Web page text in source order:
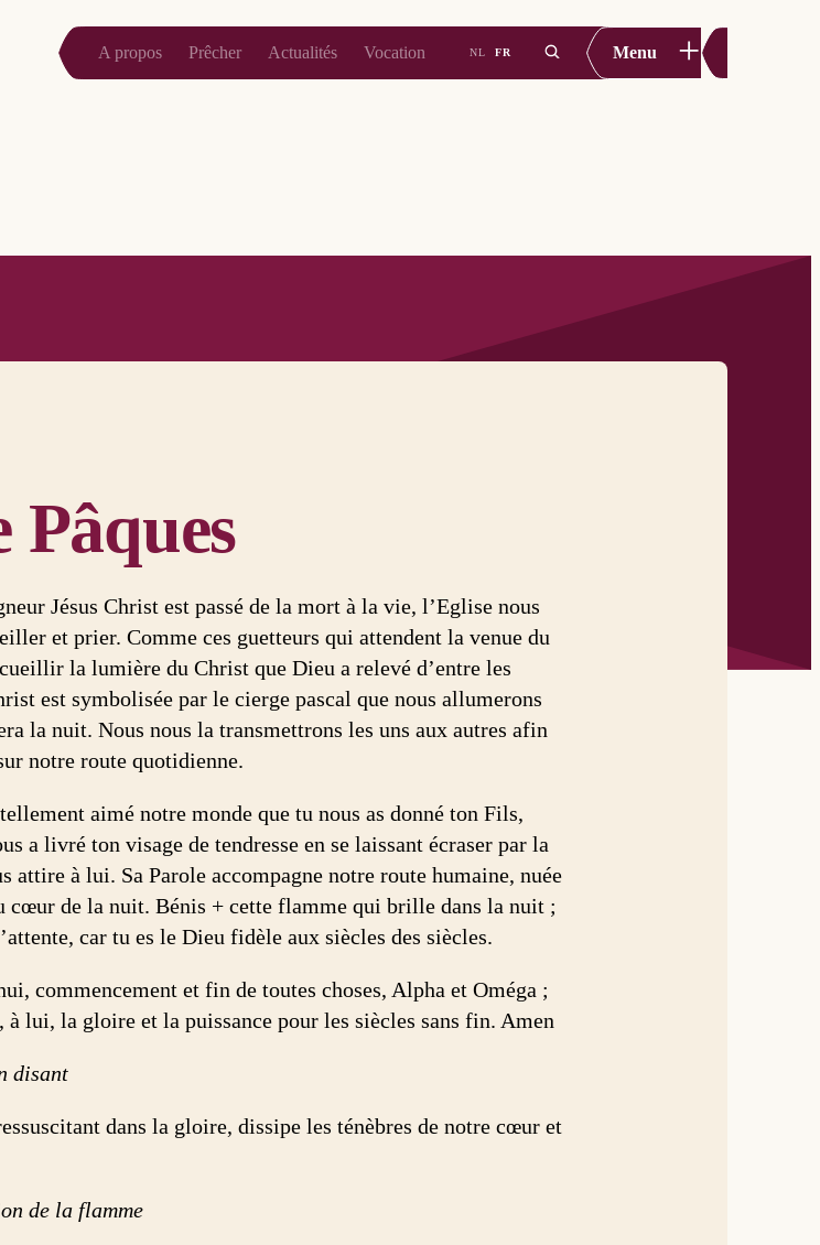
A propos Prêcher Actualités Vocation NL FR Menu +
Pâques
Jésus Christ est passé de la mort à la vie, l’Eglise nous
et prier. Comme ces guetteurs qui attendent la venue du
la lumière du Christ que Dieu a relevé d’entre les
est symbolisée par le cierge pascal que nous allumerons
la nuit. Nous nous la transmettrons les uns aux autres afin
notre route quotidienne.
aimé notre monde que tu nous as donné ton Fils,
a livré ton visage de tendresse en se laissant écraser par la
attire à lui. Sa Parole accompagne notre route humaine, nuée
cœur de la nuit. Bénis + cette flamme qui brille dans la nuit ;
car tu es le Dieu fidèle aux siècles des siècles.
commencement et fin de toutes choses, Alpha et Oméga ;
lui, la gloire et la puissance pour les siècles sans fin. Amen
disant
dans la gloire, dissipe les ténèbres de notre cœur et
de la flamme